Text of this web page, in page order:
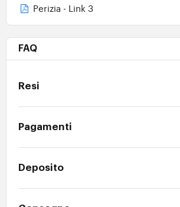
Perizia - Link 3
FAQ
Resi
Pagamenti
Deposito